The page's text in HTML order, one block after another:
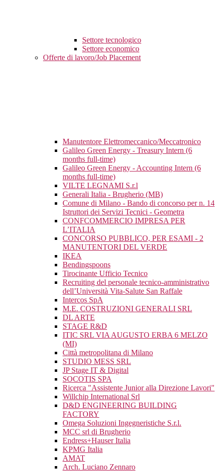
Settore tecnologico
Settore economico
Offerte di lavoro/Job Placement
Manutentore Elettromeccanico/Meccatronico
Galileo Green Energy - Treasury Intern (6
months full-time)
Galileo Green Energy - Accounting Intern (6
months full-time)
VILTE LEGNAMI S.r.l
Generali Italia - Brugherio (MB)
Comune di Milano - Bando di concorso per n. 14
Istruttori dei Servizi Tecnici - Geometra
CONFCOMMERCIO IMPRESA PER
L’ITALIA
CONCORSO PUBBLICO, PER ESAMI - 2
MANUTENTORI DEL VERDE
IKEA
Bendingspoons
Tirocinante Ufficio Tecnico
Recruiting del personale tecnico-amministrativo
dell’Università Vita-Salute San Raffale
Intercos SpA
M.E. COSTRUZIONI GENERALI SRL
DL ARTE
STAGE R&D
ITIC SRL VIA AUGUSTO ERBA 6 MELZO
(MI)
Città metropolitana di Milano
STUDIO MESS SRL
JP Stage IT & Digital
SOCOTIS SPA
Ricerca "Assistente Junior alla Direzione Lavori"
Willchip International Srl
D&D ENGINEERING BUILDING
FACTORY
Omega Soluzioni Ingegneristiche S.r.l.
MCC srl di Brugherio
Endress+Hauser Italia
KPMG Italia
AMAT
Arch. Luciano Zennaro